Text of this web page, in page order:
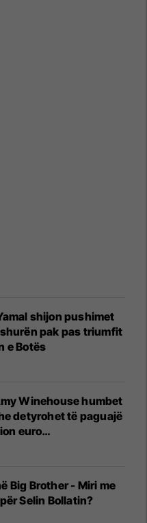
shijon pushimet
pak pas triumfit
e Botës
Winehouse humbet
detyrohet të paguajë
euro
Big Brother - Miri me
Selin Bollatin?